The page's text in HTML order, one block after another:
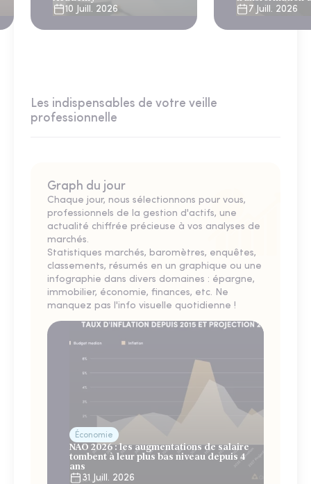
10 Juill. 2026
7 Juill. 2026
Les indispensables de votre veille
professionnelle
Graph du jour
Chaque jour, nous sélectionnons pour vous,
professionnels de la gestion d'actifs, une
actualité chiffrée précieuse à vos analyses de
marchés.
Statistiques marchés, baromètres, enquêtes,
classements, résumés en un graphique ou une
infographie dans divers domaines : épargne,
immobilier, économie, finances, etc. Ne
manquez pas l'info visuelle quotidienne !
Économie
NAO 2026 : les augmentations de salaire
tombent à leur plus bas niveau depuis 4
ans
31 Juill. 2026